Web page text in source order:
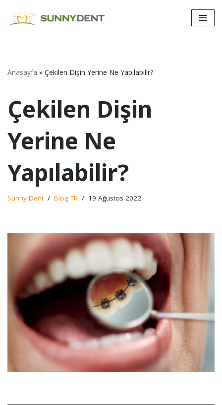
İçeriğe
Anasayfa » Çekilen Dişin Yerine Ne Yapılabilir?
Çekilen Dişin
Yerine Ne
Yapılabilir?
Sunny Dent Blog TR 19 Ağustos 2022